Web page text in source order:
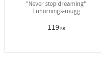
"Never stop dreaming"
Enhörnings-mugg
119KR